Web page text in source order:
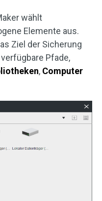
wählt
Elemente aus.
Ziel der Sicherung
Pfade,
, Computer